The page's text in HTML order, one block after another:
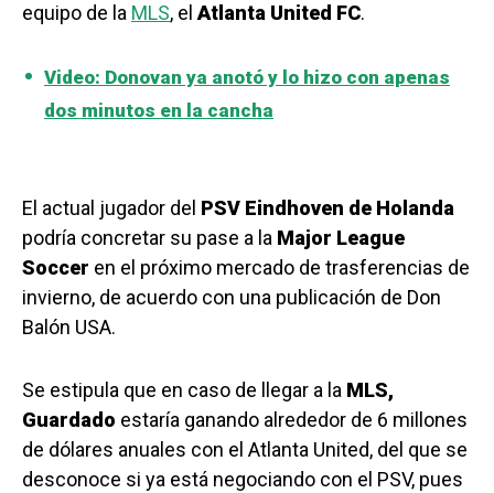
equipo de la MLS, el Atlanta United FC.
Video: Donovan ya anotó y lo hizo con apenas
dos minutos en la cancha
El actual jugador del PSV Eindhoven de Holanda
podría concretar su pase a la Major League
Soccer en el próximo mercado de trasferencias de
invierno, de acuerdo con una publicación de Don
Balón USA.
Se estipula que en caso de llegar a la MLS,
Guardado estaría ganando alrededor de 6 millones
de dólares anuales con el Atlanta United, del que se
desconoce si ya está negociando con el PSV, pues